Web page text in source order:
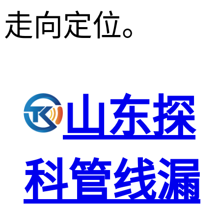
走向定位。
山东探
科管线漏